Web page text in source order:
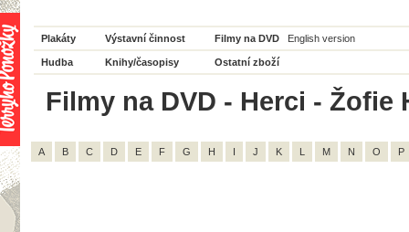
Plakáty Výstavní činnost Filmy na DVD English version
Hudba Knihy/časopisy Ostatní zboží
Filmy na DVD - Herci - Žofie
A B C D E F G H I J K L M N O P